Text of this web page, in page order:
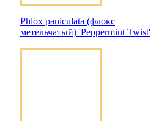
Phlox paniculata (флокс
метельчатый) 'Peppermint Twist'